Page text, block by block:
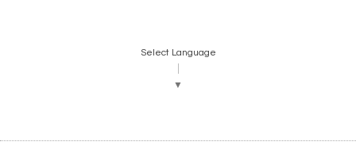
Select Language
▼